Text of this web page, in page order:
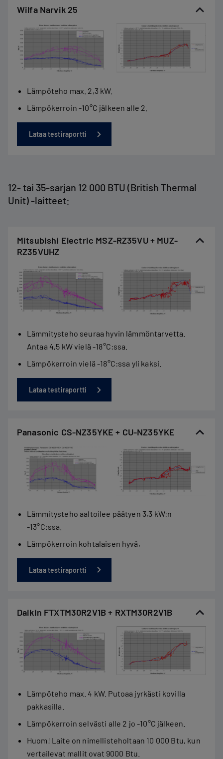
Wilfa Narvik 25
Lämpöteho max. 2,3 kW.
Lämpökerroin -10°C jälkeen alle 2.
Lataa testiraportti
12- tai 35-sarjan 12 000 BTU (British Thermal
Unit) -laitteet:
Mitsubishi Electric MSZ-RZ35VU + MUZ-
RZ35VUHZ
Lämmitysteho seuraa hyvin lämmöntarvetta.
Antaa 4,5 kW vielä -18°C:ssa.
Lämpökerroin vielä -18°C:ssa yli kaksi.
Lataa testiraportti
Panasonic CS-NZ35YKE + CU-NZ35YKE
Lämmitysteho aaltoilee päätyen 3,3 kW:n
-13°C:ssa.
Lämpökerroin kohtalaisen hyvä,
Lataa testiraportti
Daikin FTXTM30R2V1B + RXTM30R2V1B
Lämpöteho max. 4 kW. Putoaa jyrkästi kovilla
pakkasilla.
Lämpökerroin selvästi alle 2 jo -10°C jälkeen.
Huom! Laite on nimellisteholtaan 10 000 Btu, kun
vertailevat mallit ovat 9000 Btu.